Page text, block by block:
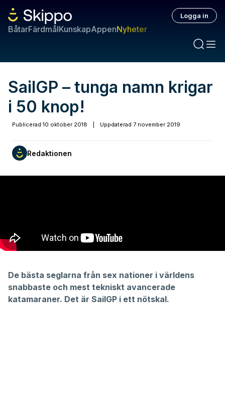
BåtarFärdmålKunskapAppenNyheter
Logga in
SailGP – tunga namn krigar
i 50 knop!
Publicerad 10 oktober 2018 Uppdaterad 7 november 2019
Redaktionen
De bästa seglarna från sex nationer i världens
snabbaste och mest tekniskt avancerade
katamaraner. Det är SailGP i ett nötskal.